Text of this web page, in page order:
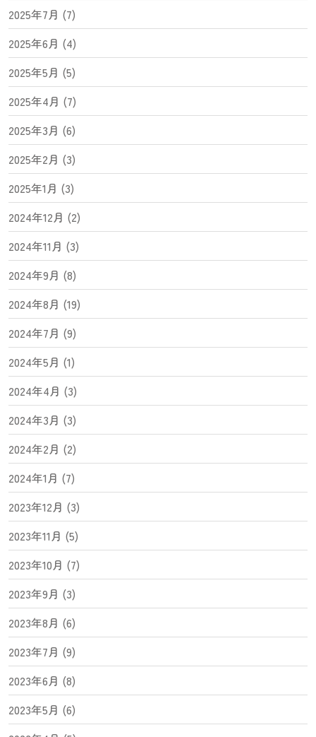
2025年7月 (7)
2025年6月 (4)
2025年5月 (5)
2025年4月 (7)
2025年3月 (6)
2025年2月 (3)
2025年1月 (3)
2024年12月 (2)
2024年11月 (3)
2024年9月 (8)
2024年8月 (19)
2024年7月 (9)
2024年5月 (1)
2024年4月 (3)
2024年3月 (3)
2024年2月 (2)
2024年1月 (7)
2023年12月 (3)
2023年11月 (5)
2023年10月 (7)
2023年9月 (3)
2023年8月 (6)
2023年7月 (9)
2023年6月 (8)
2023年5月 (6)